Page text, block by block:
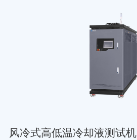
风冷式高低温冷却液测试机